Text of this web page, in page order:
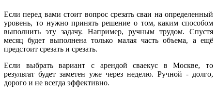
Если перед вами стоит вопрос срезать сваи на определенный
уровень, то нужно принять решение о том, каким способом
выполнить эту задачу. Например, ручным трудом. Спустя
месяц будет выполнена только малая часть объема, а ещё
предстоит срезать и срезать.
Если выбрать вариант с арендой сваекус в Москве, то
результат будет заметен уже через неделю. Ручной - долго,
дорого и не всегда эффективно.